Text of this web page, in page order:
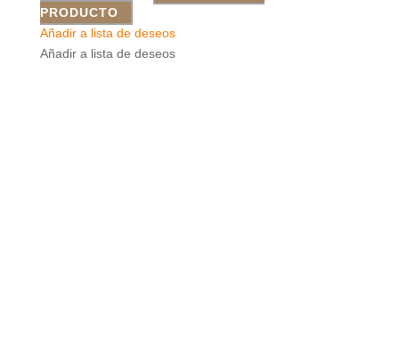
PRODUCTO
Añadir a lista de deseos
Añadir a lista de deseos